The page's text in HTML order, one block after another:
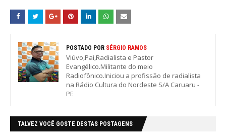
POSTADO POR SÉRGIO RAMOS
Viúvo,Pai,Radialista e Pastor
Evangélico.Militante do meio
Radiofônico.Iniciou a profissão de radialista
na Rádio Cultura do Nordeste S/A Caruaru -
PE
TALVEZ VOCÊ GOSTE DESTAS POSTAGENS